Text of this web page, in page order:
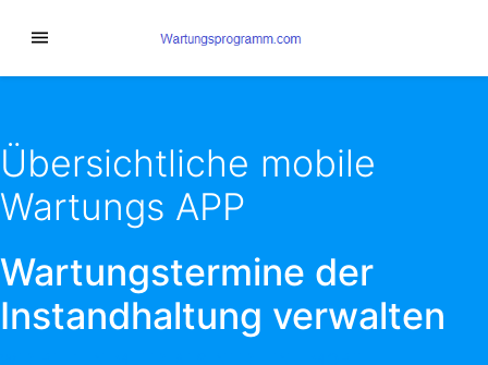
Übersichtliche mobile
Wartungs APP
Wartungstermine der
Instandhaltung verwalten